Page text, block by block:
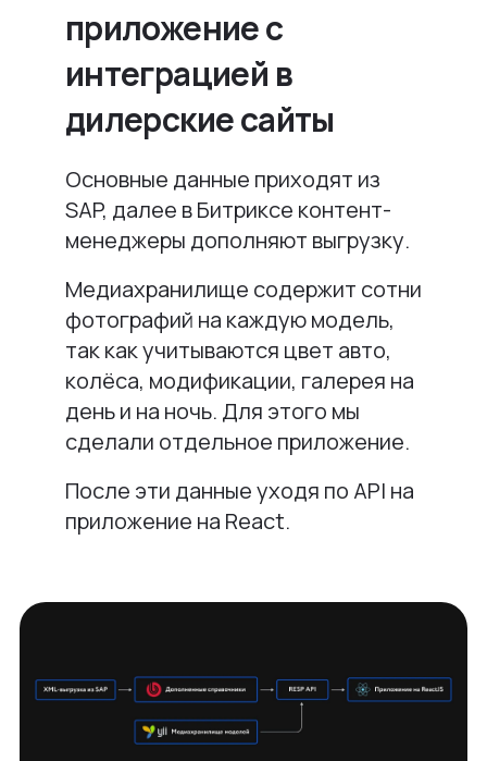
приложение с
интеграцией в
дилерские сайты
Основные данные приходят из
SAP, далее в Битриксе контент-
менеджеры дополняют выгрузку.
Медиахранилище содержит сотни
фотографий на каждую модель,
так как учитываются цвет авто,
колёса, модификации, галерея на
день и на ночь. Для этого мы
сделали отдельное приложение.
После эти данные уходя по API на
приложение на React.